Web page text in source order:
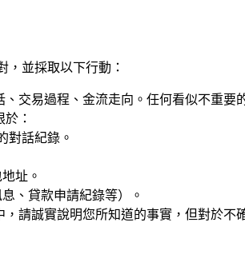
，並採取以下行動：
交易過程、金流走向。任何看似不重要
：
對話紀錄。
址。
、貸款申請紀錄等）。
，請誠實說明您所知道的事實，但對於不